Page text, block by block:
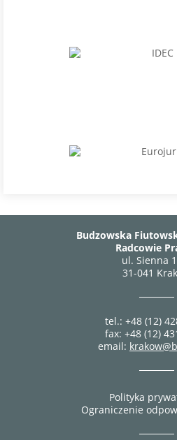
Budzowska
Radcowie
ul. Sienna
31-041
tel.: +48 (12)
fax: +48 (12)
email:
Polityka
Ograniczenie